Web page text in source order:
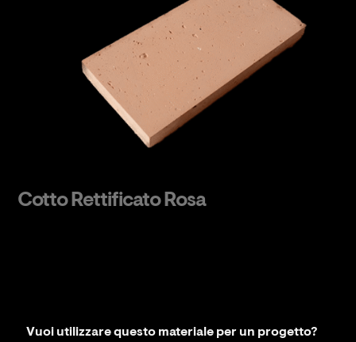
Cotto Rettificato Rosa
Vuoi utilizzare questo materiale per un progetto?